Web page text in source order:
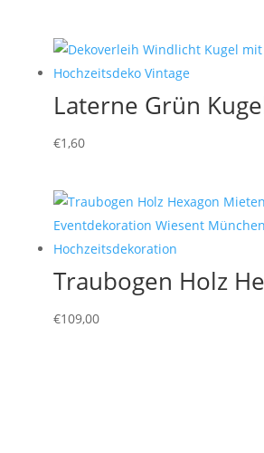
Laterne Grün
€1,60
Traubogen Holz
€109,00